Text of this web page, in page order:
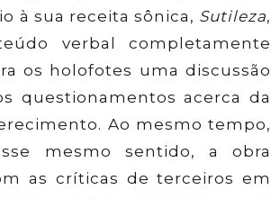
à sua receita sônica, Sutileza,
verbal completamente
os holofotes uma discussão
questionamentos acerca da
Ao mesmo tempo,
mesmo sentido, a obra
as críticas de terceiros em